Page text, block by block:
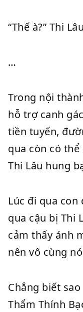
“Thế à?” Thi
…
Trong nội
hỗ trợ canh
tiền tuyến,
qua còn có
Thi Lâu hung
Lúc đi qua
qua cậu bị Thi
cảm thấy ánh
nên vô cùng
Chẳng biết
Thẩm Thính